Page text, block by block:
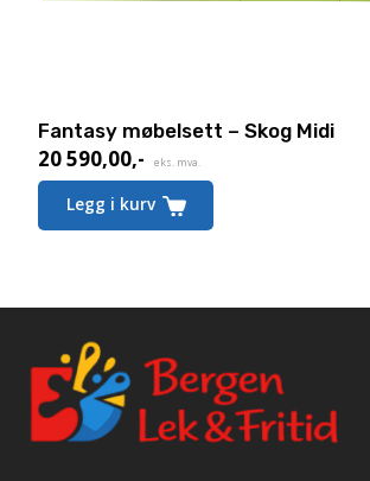
Fantasy møbelsett – Skog Midi
20 590,00,- eks. mva.
Legg i kurv